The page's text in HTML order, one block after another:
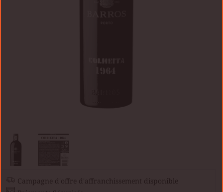
Campagne d'offre d'affranchissement disponible